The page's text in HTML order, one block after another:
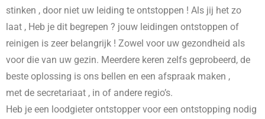
stinken , door niet uw leiding te ontstoppen ! Als jij het zo
laat , Heb je dit begrepen ? jouw leidingen ontstoppen of
reinigen is zeer belangrijk ! Zowel voor uw gezondheid als
voor die van uw gezin. Meerdere keren zelfs geprobeerd, de
beste oplossing is ons bellen en een afspraak maken ,
met de secretariaat , in of andere regio’s.
Heb je een loodgieter ontstopper voor een ontstopping nodig